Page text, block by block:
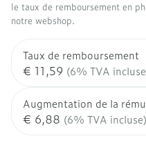
le taux de remboursement en
notre webshop.
Taux de remboursement
€ 11,59 (6% TVA
Augmentation de la
€ 6,88 (6% TVA incluse)